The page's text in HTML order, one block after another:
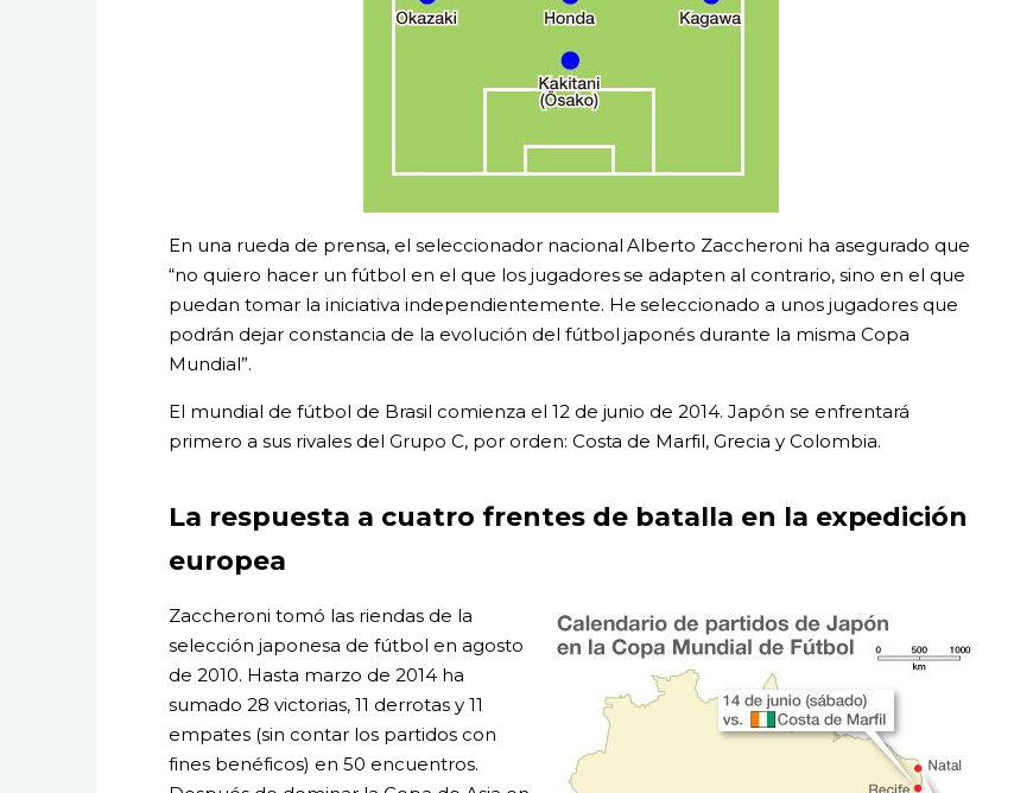
En una rueda de prensa, el seleccionador nacional Alberto Zaccheroni ha asegurado que
“no quiero hacer un fútbol en el que los jugadores se adapten al contrario, sino en el que
puedan tomar la iniciativa independientemente. He seleccionado a unos jugadores que
podrán dejar constancia de la evolución del fútbol japonés durante la misma Copa
Mundial”.
El mundial de fútbol de Brasil comienza el 12 de junio de 2014. Japón se enfrentará
primero a sus rivales del Grupo C, por orden: Costa de Marfil, Grecia y Colombia.
La respuesta a cuatro frentes de batalla en la expedición
europea
Zaccheroni tomó las riendas de la
selección japonesa de fútbol en agosto
de 2010. Hasta marzo de 2014 ha
sumado 28 victorias, 11 derrotas y 11
empates (sin contar los partidos con
fines benéficos) en 50 encuentros.